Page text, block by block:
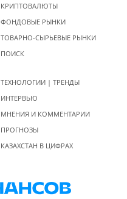
КРИПТОВАЛЮТЫ
ФОНДОВЫЕ РЫНКИ
ТОВАРНО-СЫРЬЕВЫЕ РЫНКИ
ПОИСК
ТЕХНОЛОГИИ | ТРЕНДЫ
ИНТЕРВЬЮ
МНЕНИЯ И КОММЕНТАРИИ
ПРОГНОЗЫ
КАЗАХСТАН В ЦИФРАХ